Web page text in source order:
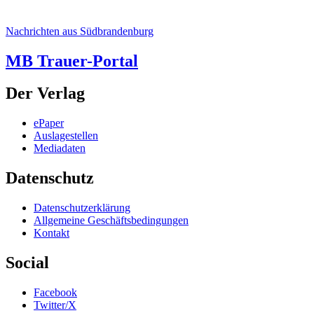
Nachrichten aus Südbrandenburg
MB Trauer-Portal
Der Verlag
ePaper
Auslagestellen
Mediadaten
Datenschutz
Datenschutzerklärung
Allgemeine Geschäftsbedingungen
Kontakt
Social
Facebook
Twitter/X